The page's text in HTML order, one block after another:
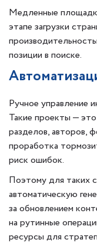
Медленные
этапе загрузки
позиции в поиске.
Ручное управление
Такие проекты —
разделов, авторов,
проработка
риск ошибок.
Поэтому для таких
автоматическую
за обновлением
на рутинные
ресурсы для